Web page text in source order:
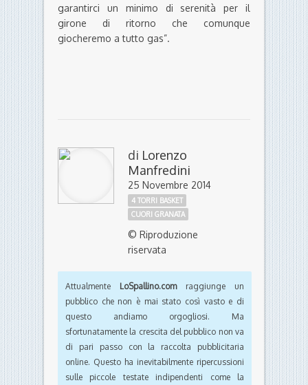
garantirci un minimo di serenità per il
girone di ritorno che comunque
giocheremo a tutto gas”.
di Lorenzo
Manfredini
25 Novembre 2014
4 TORRI BASKET
CUORI GRANATA
© Riproduzione
riservata
Attualmente LoSpallino.comraggiunge un
pubblico che non è mai stato così vasto e di
questo andiamo orgogliosi. Ma
sfortunatamente la crescita del pubblico non va
di pari passo con la raccolta pubblicitaria
online. Questo ha inevitabilmente ripercussioni
sulle piccole testate indipendenti come la